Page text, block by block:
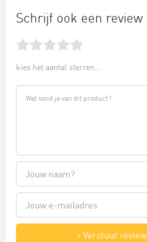
Schrijf ook een review
kies het aantal sterren...
Verstuur review